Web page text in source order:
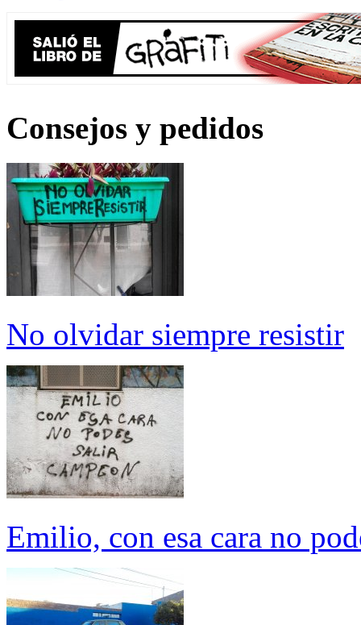
Consejos y pedidos
No olvidar siempre resistir
Emilio, con esa cara no